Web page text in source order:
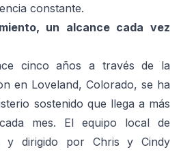
constante.
un alcance cada vez
cinco años a través de la
en Loveland, Colorado, se ha
sostenido que llega a más
mes. El equipo local de
y dirigido por Chris y Cindy